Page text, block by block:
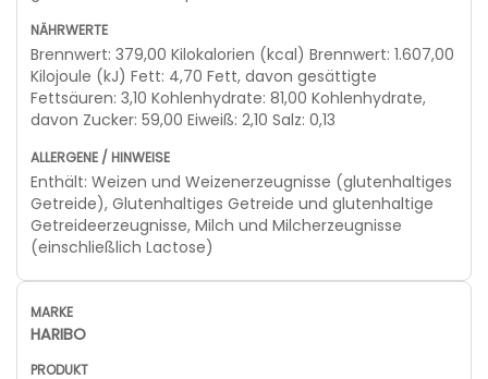
Brennwert: 379,00 Kilokalorien (kcal) Brennwert: 1.607,00
Kilojoule (kJ) Fett: 4,70 Fett, davon gesättigte
Fettsäuren: 3,10 Kohlenhydrate: 81,00 Kohlenhydrate,
davon Zucker: 59,00 Eiweiß: 2,10 Salz: 0,13
Enthält: Weizen und Weizenerzeugnisse (glutenhaltiges
Getreide), Glutenhaltiges Getreide und glutenhaltige
Getreideerzeugnisse, Milch und Milcherzeugnisse
(einschließlich Lactose)
HARIBO